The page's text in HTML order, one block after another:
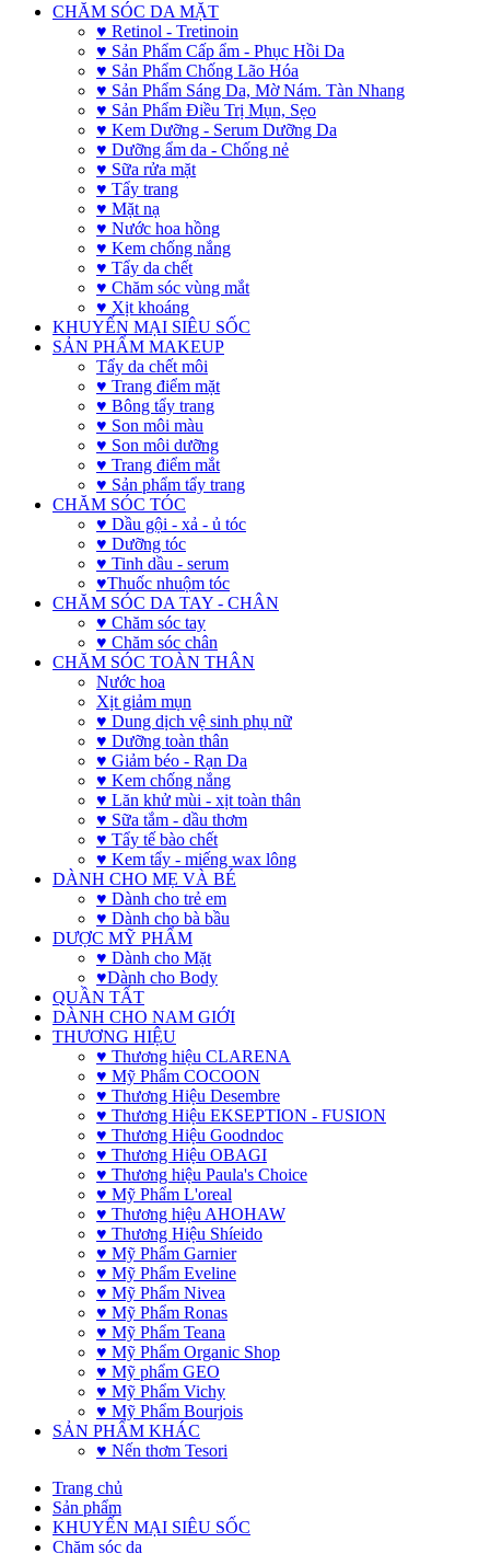
CHĂM SÓC DA MẶT
♥ Retinol - Tretinoin
♥ Sản Phẩm Cấp ẩm - Phục Hồi Da
♥ Sản Phẩm Chống Lão Hóa
♥ Sản Phẩm Sáng Da, Mờ Nám. Tàn Nhang
♥ Sản Phẩm Điều Trị Mụn, Sẹo
♥ Kem Dưỡng - Serum Dưỡng Da
♥ Dưỡng ẩm da - Chống nẻ
♥ Sữa rửa mặt
♥ Tẩy trang
♥ Mặt nạ
♥ Nước hoa hồng
♥ Kem chống nắng
♥ Tẩy da chết
♥ Chăm sóc vùng mắt
♥ Xịt khoáng
KHUYẾN MẠI SIÊU SỐC
SẢN PHẨM MAKEUP
Tẩy da chết môi
♥ Trang điểm mặt
♥ Bông tẩy trang
♥ Son môi màu
♥ Son môi dưỡng
♥ Trang điểm mắt
♥ Sản phẩm tẩy trang
CHĂM SÓC TÓC
♥ Dầu gội - xả - ủ tóc
♥ Dưỡng tóc
♥ Tinh dầu - serum
♥Thuốc nhuộm tóc
CHĂM SÓC DA TAY - CHÂN
♥ Chăm sóc tay
♥ Chăm sóc chân
CHĂM SÓC TOÀN THÂN
Nước hoa
Xịt giảm mụn
♥ Dung dịch vệ sinh phụ nữ
♥ Dưỡng toàn thân
♥ Giảm béo - Rạn Da
♥ Kem chống nắng
♥ Lăn khử mùi - xịt toàn thân
♥ Sữa tắm - dầu thơm
♥ Tẩy tế bào chết
♥ Kem tẩy - miếng wax lông
DÀNH CHO MẸ VÀ BÉ
♥ Dành cho trẻ em
♥ Dành cho bà bầu
DƯỢC MỸ PHẨM
♥ Dành cho Mặt
♥Dành cho Body
QUẦN TẤT
DÀNH CHO NAM GIỚI
THƯƠNG HIỆU
♥ Thương hiệu CLARENA
♥ Mỹ Phẩm COCOON
♥ Thương Hiệu Desembre
♥ Thương Hiệu EKSEPTION - FUSION
♥ Thương Hiệu Goodndoc
♥ Thương Hiệu OBAGI
♥ Thương hiệu Paula's Choice
♥ Mỹ Phẩm L'oreal
♥ Thương hiệu AHOHAW
♥ Thương Hiệu Shíeido
♥ Mỹ Phẩm Garnier
♥ Mỹ Phẩm Eveline
♥ Mỹ Phẩm Nivea
♥ Mỹ Phẩm Ronas
♥ Mỹ Phẩm Teana
♥ Mỹ Phẩm Organic Shop
♥ Mỹ phẩm GEO
♥ Mỹ Phẩm Vichy
♥ Mỹ Phẩm Bourjois
SẢN PHẨM KHÁC
♥ Nến thơm Tesori
Trang chủ
Sản phẩm
KHUYẾN MẠI SIÊU SỐC
Chăm sóc da